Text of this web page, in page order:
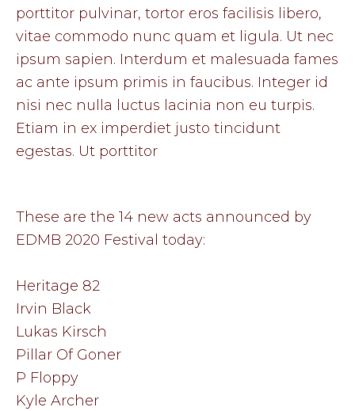
porttitor pulvinar, tortor eros facilisis libero,
vitae commodo nunc quam et ligula. Ut nec
ipsum sapien. Interdum et malesuada fames
ac ante ipsum primis in faucibus. Integer id
nisi nec nulla luctus lacinia non eu turpis.
Etiam in ex imperdiet justo tincidunt
egestas. Ut porttitor
These are the 14 new acts announced by
EDMB 2020 Festival today:
Heritage 82
Irvin Black
Lukas Kirsch
Pillar Of Goner
P Floppy
Kyle Archer